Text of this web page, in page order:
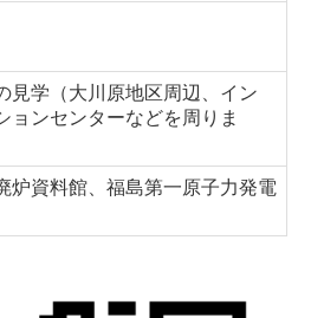
見学（大川原地区周辺、イン
ョンセンターなどを周りま
炉資料館、福島第一原子力発電